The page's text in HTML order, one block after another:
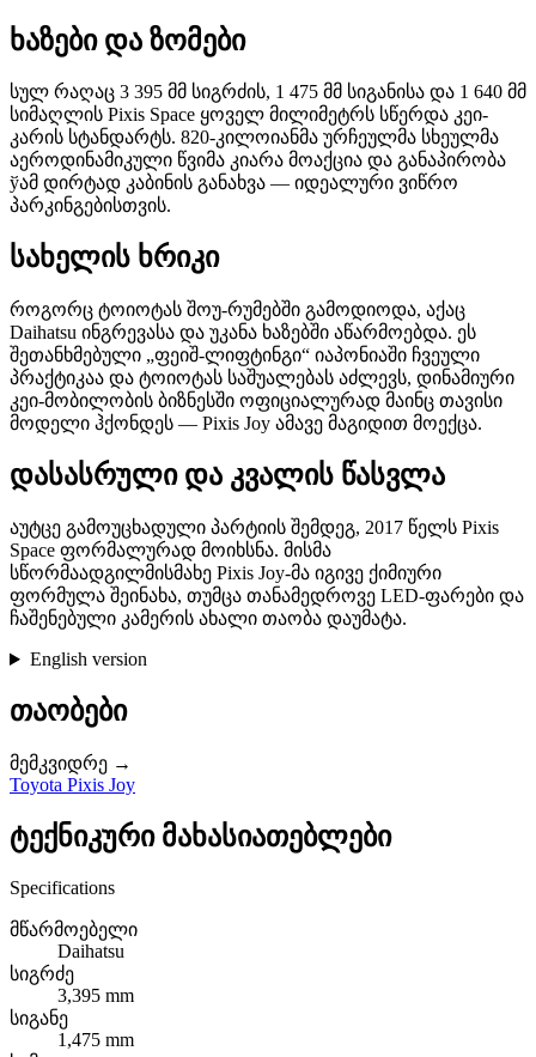
ხაზები და ზომები
სულ რაღაც 3 395 მმ სიგრძის, 1 475 მმ სიგანისა და 1 640 მმ
სიმაღლის Pixis Space ყოველ მილიმეტრს სწერდა კეი-
კარის სტანდარტს. 820-კილოიანმა ურჩეულმა სხეულმა
აეროდინამიკული წვიმა კიარა მოაქცია და განაპირობა
ўამ დირტად კაბინის განახვა — იდეალური ვიწრო
პარკინგებისთვის.
სახელის ხრიკი
როგორც ტოიოტას შოუ-რუმებში გამოდიოდა, აქაც
Daihatsu ინგრევასა და უკანა ხაზებში აწარმოებდა. ეს
შეთანხმებული „ფეიშ-ლიფტინგი“ იაპონიაში ჩვეული
პრაქტიკაა და ტოიოტას საშუალებას აძლევს, დინამიური
კეი-მობილობის ბიზნესში ოფიციალურად მაინც თავისი
მოდელი ჰქონდეს — Pixis Joy ამავე მაგიდით მოექცა.
დასასრული და კვალის წასვლა
აუტცე გამოუცხადული პარტიის შემდეგ, 2017 წელს Pixis
Space ფორმალურად მოიხსნა. მისმა
სწორმაადგილმისმახე Pixis Joy-მა იგივე ქიმიური
ფორმულა შეინახა, თუმცა თანამედროვე LED-ფარები და
ჩაშენებული კამერის ახალი თაობა დაუმატა.
English version
თაობები
მემკვიდრე →
Toyota Pixis Joy
ტექნიკური მახასიათებლები
Specifications
მწარმოებელი
Daihatsu
სიგრძე
3,395 mm
სიგანე
1,475 mm